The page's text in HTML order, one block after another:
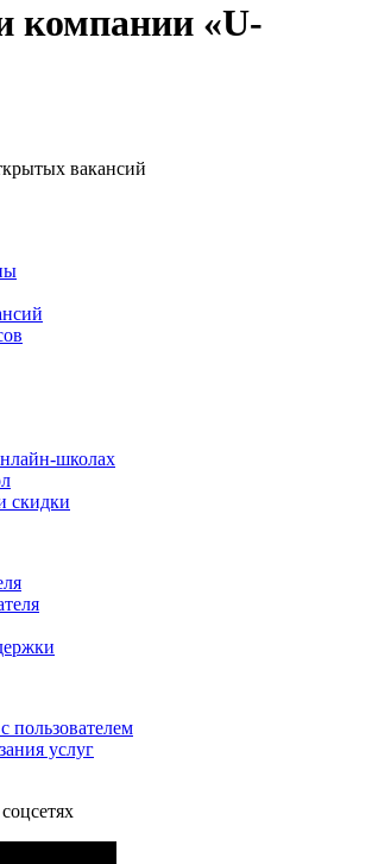
компании «U-
вакансий
школах
скидки
пользователем
услуг